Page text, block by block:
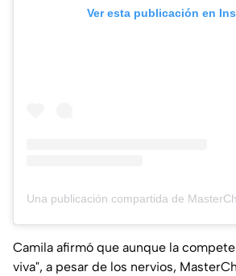
Ver esta publicación en
Camila afirmó que aunque la
viva", a pesar de los nervios,